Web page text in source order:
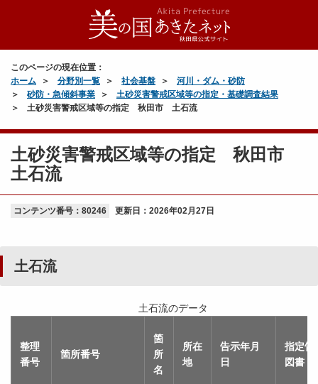
このページの現在位置：
ホーム
分野別一覧 社会基盤
河川・ダム・砂防
砂防・急傾斜事業
土砂災害警戒区域等の指定・基礎調査結果
土砂災害警戒区域等の指定 秋田市 土石流
土砂災害警戒区域等の指定 秋田市
土石流
コンテンツ番号：80246 更新日： 2026年02月27日
土石流
土石流のデータ
整理
番号
箇所番号
箇
所
名
所在
地
告示年月
日
指定告
図書